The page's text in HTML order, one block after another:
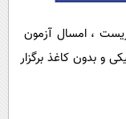
، امسال آزمون
و بدون کاغذ برگزار